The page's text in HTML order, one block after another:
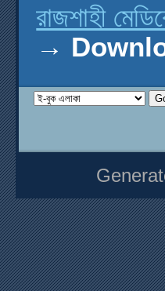
রাজশাহী
→